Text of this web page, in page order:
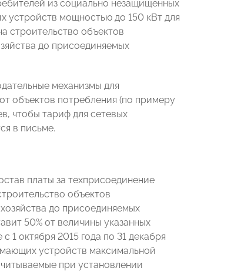
из социально незащищенных
устройств мощностью до 150 кВт для
строительство объектов
до присоединяемых
механизмы для
объектов потребления (по примеру
чтобы тариф для сетевых
в письме.
платы за техприсоединение
объектов
до присоединяемых
50% от величины указанных
1 октября 2015 года по 31 декабря
устройств максимальной
при установлении